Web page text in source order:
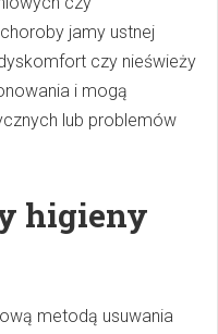
jamy ustnej
czy nieświeży
i mogą
lub problemów
higieny
metodą usuwania